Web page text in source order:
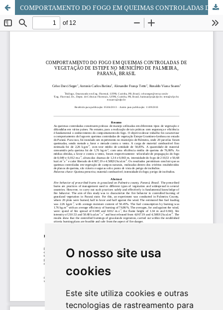
O nosso site usa
cookies
Este site utiliza cookies e outras
tecnologias de rastreamento para
COMPORTAMENTO DO FOGO EM QUEIMAS CONTROLADAS DE VEGETAÇÃO DE ESTEPE NO MUNICÍPIO DE PALMEIRA, PARANÁ, BRASIL